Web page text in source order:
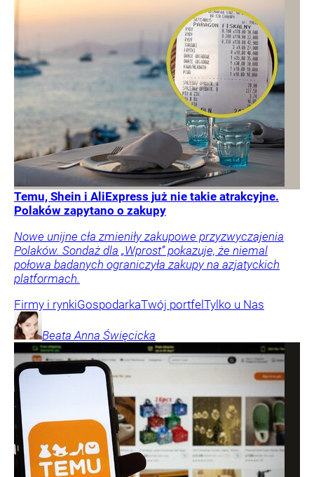
Temu, Shein i AliExpress już nie takie atrakcyjne.
Polaków zapytano o zakupy
Nowe unijne cła zmieniły zakupowe przyzwyczajenia
Polaków. Sondaż dla „Wprost” pokazuje, że niemal
połowa badanych ograniczyła zakupy na azjatyckich
platformach.
Firmy i rynkiGospodarkaTwój portfelTylko u Nas
Beata Anna Święcicka